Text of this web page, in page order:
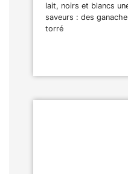
lait, noirs et blancs
saveurs : des
torré